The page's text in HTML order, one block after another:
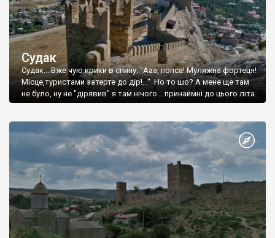
Судак
Судак... Вже чую крики в спину: "Ааа, попса! Муляжна фортеця!
Місце,туристами затерте до дір!..." Но то шо? А мене ще там
не було, ну не "дірявив" я там нічого... принаймні до цього літа.